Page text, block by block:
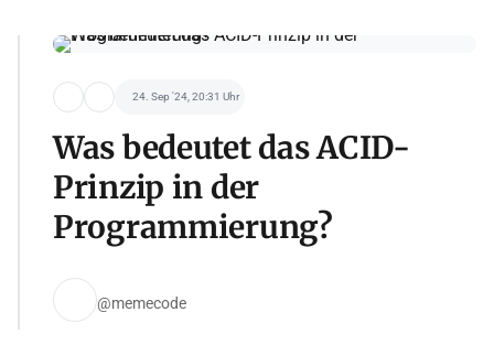
24. Sep '24, 20:31 Uhr
Was bedeutet das ACID-
Prinzip in der
Programmierung?
@memecode